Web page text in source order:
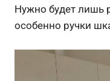
Нужно будет лишь
особенно ручки